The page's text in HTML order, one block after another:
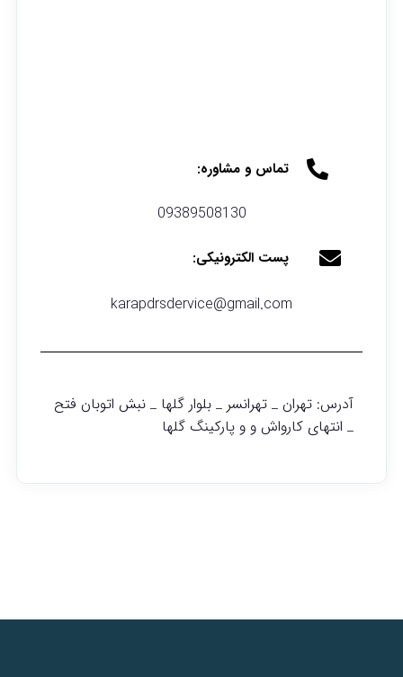
تماس و مشاوره:
09389508130
پست الکترونیکی:
karapdrsdervice@gmail.com
آدرس: تهران _ تهرانسر _ بلوار گلها _ نبش اتوبان فتح
_ انتهای کارواش و و پارکینگ گلها